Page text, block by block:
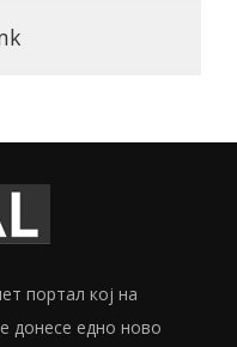
портал кој на
донесе едно ново